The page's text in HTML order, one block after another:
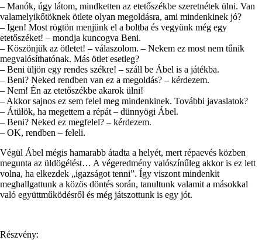
– Manók, úgy látom, mindketten az etetőszékbe szeretnétek ülni. Van
valamelyikőtöknek ötlete olyan megoldásra, ami mindenkinek jó?
– Igen! Most rögtön menjünk el a boltba és vegyünk még egy
etetőszéket! – mondja kuncogva Beni.
– Köszönjük az ötletet! – válaszolom. – Nekem ez most nem tűnik
megvalósíthatónak. Más ötlet esetleg?
– Beni üljön egy rendes székre! – száll be Ábel is a játékba.
– Beni? Neked rendben van ez a megoldás? – kérdezem.
– Nem! Én az etetőszékbe akarok ülni!
– Akkor sajnos ez sem felel meg mindenkinek. További javaslatok?
– Átülök, ha megettem a répát – dünnyögi Ábel.
– Beni? Neked ez megfelel? – kérdezem.
– OK, rendben – feleli.
Végül Ábel mégis hamarabb átadta a helyét, mert répaevés közben
megunta az üldögélést… A végeredmény valószínűleg akkor is ez lett
volna, ha elkezdek „igazságot tenni”. Így viszont mindenkit
meghallgattunk a közös döntés során, tanultunk valamit a másokkal
való együttműködésről és még játszottunk is egy jót.
Részvény: